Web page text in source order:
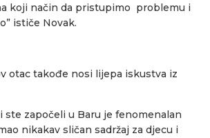
koji način da pristupimo problemu i
ističe Novak.
otac takođe nosi lijepa iskustva iz
ste započeli u Baru je fenomenalan
nikakav sličan sadržaj za djecu i